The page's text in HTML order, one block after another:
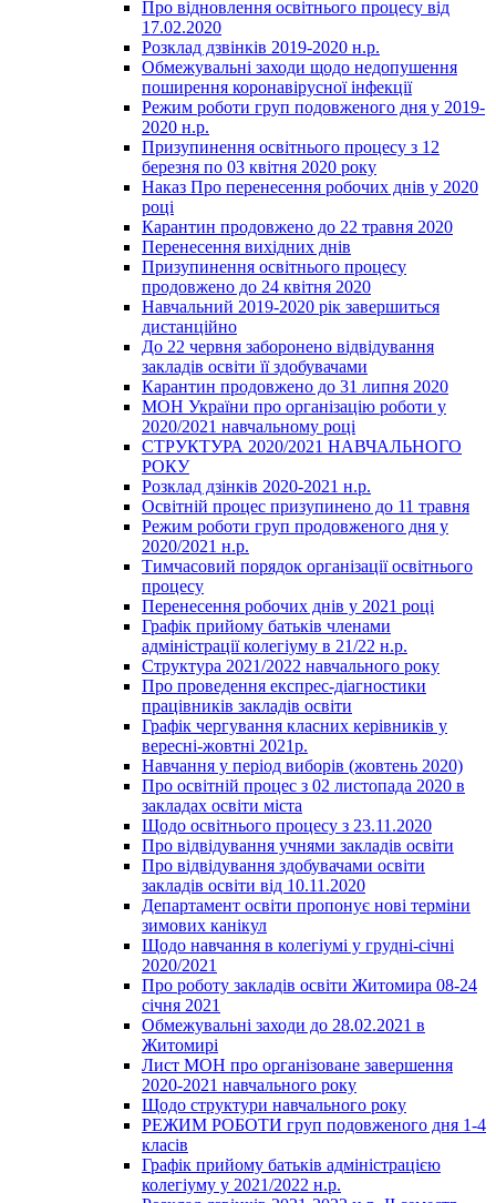
Про відновлення освітнього процесу від
17.02.2020
Розклад дзвінків 2019-2020 н.р.
Обмежувальні заходи щодо недопушення
поширення коронавірусної інфекції
Режим роботи груп подовженого дня у 2019-
2020 н.р.
Призупинення освітнього процесу з 12
березня по 03 квітня 2020 року
Наказ Про перенесення робочих днів у 2020
році
Карантин продовжено до 22 травня 2020
Перенесення вихідних днів
Призупинення освітнього процесу
продовжено до 24 квітня 2020
Навчальний 2019-2020 рік завершиться
дистанційно
До 22 червня заборонено відвідування
закладів освіти її здобувачами
Карантин продовжено до 31 липня 2020
МОН України про організацію роботи у
2020/2021 навчальному році
СТРУКТУРА 2020/2021 НАВЧАЛЬНОГО
РОКУ
Розклад дзінків 2020-2021 н.р.
Освітній процес призупинено до 11 травня
Режим роботи груп продовженого дня у
2020/2021 н.р.
Тимчасовий порядок організації освітнього
процесу
Перенесення робочих днів у 2021 році
Графік прийому батьків членами
адміністрації колегіуму в 21/22 н.р.
Структура 2021/2022 навчального року
Про проведення експрес-діагностики
працівників закладів освіти
Графік чергування класних керівників у
вересні-жовтні 2021р.
Навчання у період виборів (жовтень 2020)
Про освітній процес з 02 листопада 2020 в
закладах освіти міста
Щодо освітнього процесу з 23.11.2020
Про відвідування учнями закладів освіти
Про відвідування здобувачами освіти
закладів освіти від 10.11.2020
Департамент освіти пропонує нові терміни
зимових канікул
Щодо навчання в колегіумі у грудні-січні
2020/2021
Про роботу закладів освіти Житомира 08-24
січня 2021
Обмежувальні заходи до 28.02.2021 в
Житомирі
Лист МОН про організоване завершення
2020-2021 навчального року
Щодо структури навчального року
РЕЖИМ РОБОТИ груп подовженого дня 1-4
класів
Графік прийому батьків адміністрацією
колегіуму у 2021/2022 н.р.